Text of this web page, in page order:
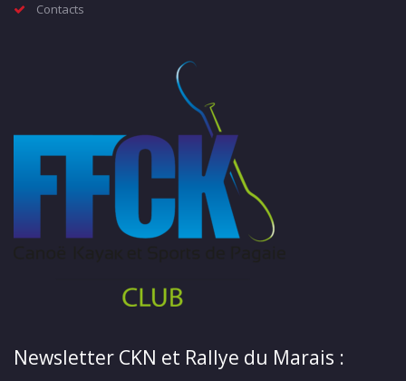
Contacts
Newsletter CKN et Rallye du Marais :